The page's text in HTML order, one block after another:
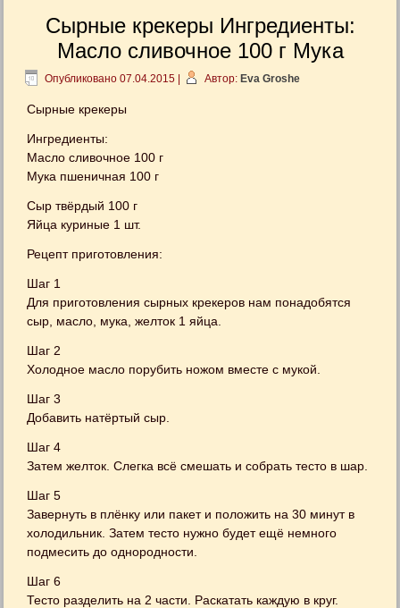
Сырные крекеры Ингредиенты:
Масло сливочное 100 г Мука
Опубликовано 07.04.2015 Автор: Eva Groshe
Сырные крекеры
Ингредиенты:
Масло сливочное 100 г
Мука пшеничная 100 г
Сыр твёрдый 100 г
Яйца куриные 1 шт.
Рецепт приготовления:
Шаг 1
Для приготовления сырных крекеров нам понадобятся
сыр, масло, мука, желток 1 яйца.
Шаг 2
Холодное масло порубить ножом вместе с мукой.
Шаг 3
Добавить натёртый сыр.
Шаг 4
Затем желток. Слегка всё смешать и собрать тесто в шар.
Шаг 5
Завернуть в плёнку или пакет и положить на 30 минут в
холодильник. Затем тесто нужно будет ещё немного
подмесить до однородности.
Шаг 6
Тесто разделить на 2 части. Раскатать каждую в круг.